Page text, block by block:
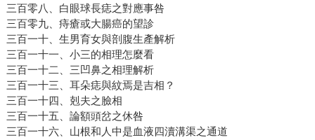
三百零八、白眼球長痣之對應事咎
三百零九、痔瘡或大腸癌的望診
三百一十、生男育女與剖腹生產解析
三百一十一、小三的相理怎麼看
三百一十二、三凹鼻之相理解析
三百一十三、耳朵痣與紋焉是吉相？
三百一十四、剋夫之臉相
三百一十五、論額頭岔之休咎
三百一十六、山根和人中是血液四瀆溝渠之通道